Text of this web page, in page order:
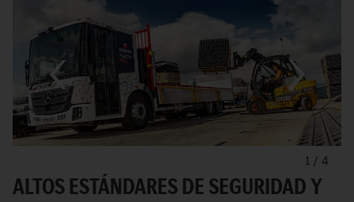
1 / 4
ALTOS ESTÁNDARES DE SEGURIDAD Y